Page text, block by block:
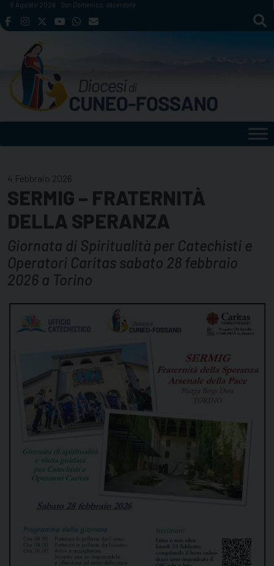
Skip
to
8 Agosto 2026 San Domenico, sacerdote
4 Febbraio 2026
SERMIG – FRATERNITÀ
DELLA SPERANZA
Giornata di Spiritualità per Catechisti e
Operatori Caritas sabato 28 febbraio
2026 a Torino